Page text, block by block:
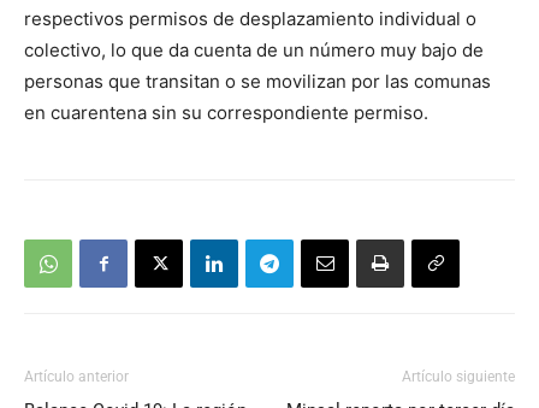
respectivos permisos de desplazamiento individual o
colectivo, lo que da cuenta de un número muy bajo de
personas que transitan o se movilizan por las comunas
en cuarentena sin su correspondiente permiso.
Artículo anterior Artículo siguiente